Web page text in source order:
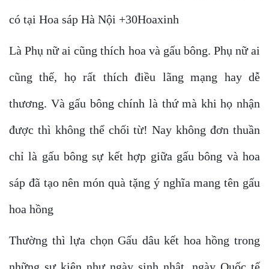
có tại Hoa sáp Hà Nội +30Hoaxinh
Là Phụ nữ ai cũng thích hoa và gấu bông. Phụ nữ ai
cũng thế, họ rất thích điều lãng mạng hay dễ
thương. Và gấu bông chính là thứ mà khi họ nhận
được thì không thể chối từ! Nay không đơn thuần
chỉ là gấu bông sự kết hợp giữa gấu bông và hoa
sáp đã tạo nên món quà tặng ý nghĩa mang tên gấu
hoa hồng
Thường thì lựa chọn Gấu dâu kết hoa hồng trong